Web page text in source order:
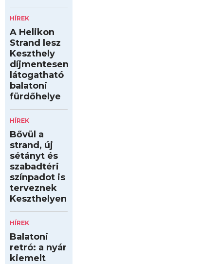
HÍREK
A Helikon
Strand lesz
Keszthely
díjmentesen
látogatható
balatoni
fürdőhelye
HÍREK
Bővül a
strand, új
sétányt és
szabadtéri
színpadot is
terveznek
Keszthelyen
HÍREK
Balatoni
retró: a nyár
kiemelt